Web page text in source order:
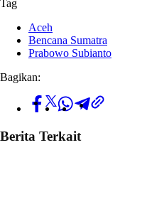
Tag
Aceh
Bencana Sumatra
Prabowo Subianto
Bagikan:
Berita Terkait